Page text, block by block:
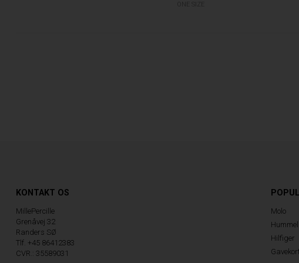
ONE SIZE
KONTAKT OS
MillePercille
Grenåvej 32
Randers SØ
Tlf. +45 86412383
CVR.: 35589031
Molo
Hummel
Hilfiger
Gavekort